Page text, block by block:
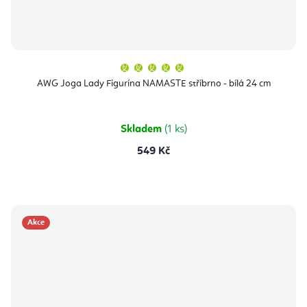
AWG Joga Lady Figurína NAMASTE stříbrno - bílá 24 cm
produktu
je
Skladem (1 ks)
549 Kč
Akce